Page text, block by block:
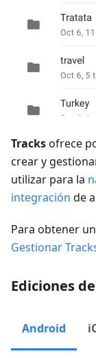
Tracksofrece
crear y
utilizar para la
integración de
Para obtener
Gestionar
Ediciones
Android